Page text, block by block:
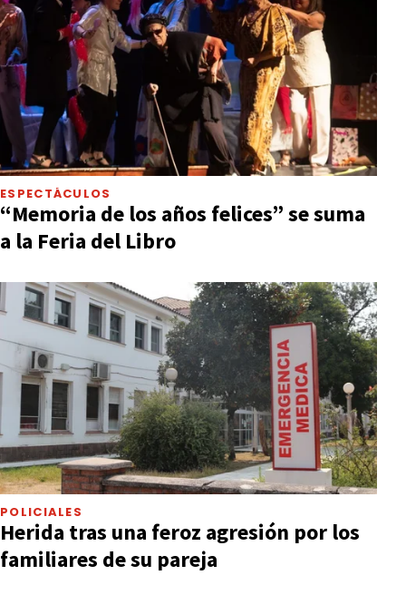
ESPECTÁCULOS
“Memoria de los años felices” se suma
a la Feria del Libro
POLICIALES
Herida tras una feroz agresión por los
familiares de su pareja